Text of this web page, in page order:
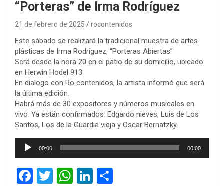
“Porteras” de Irma Rodríguez
21 de febrero de 2025 rocontenidos
Este sábado se realizará la tradicional muestra de artes
plásticas de Irma Rodríguez, “Porteras Abiertas”
Será desde la hora 20 en el patio de su domicilio, ubicado
en Herwin Hodel 913
En dialogo con Ro contenidos, la artista informó que será
la última edición.
Habrá más de 30 expositores y números musicales en
vivo. Ya están confirmados: Edgardo nieves, Luis de Los
Santos, Los de la Guardia vieja y Oscar Bernatzky.
Reproductor
00:00 00:00
F
T
W Li